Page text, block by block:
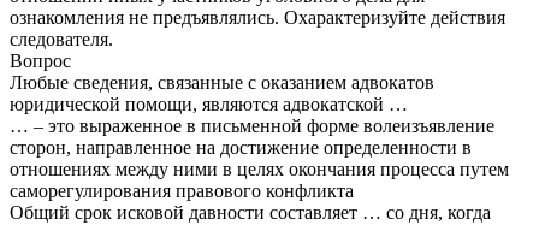
ознакомления не предъявлялись. Охарактеризуйте действия
следователя.
Вопрос
Любые сведения, связанные с оказанием адвокатов
юридической помощи, являются адвокатской …
… – это выраженное в письменной форме волеизъявление
сторон, направленное на достижение определенности в
отношениях между ними в целях окончания процесса путем
саморегулирования правового конфликта
Общий срок исковой давности составляет … со дня, когда